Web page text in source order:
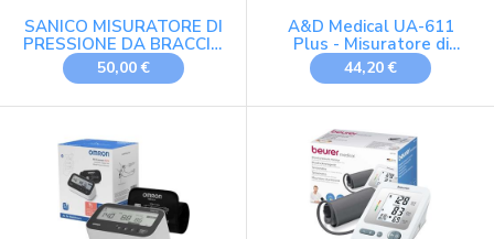
SANICO MISURATORE DI
PRESSIONE DA BRACCIO
CON TECNOLOGIA IHB E
AFib
50,00 €
A&D Medical UA-611
Plus - Misuratore di
Pressione Arteriosa con
Rilevamento Dell'afib
44,20 €